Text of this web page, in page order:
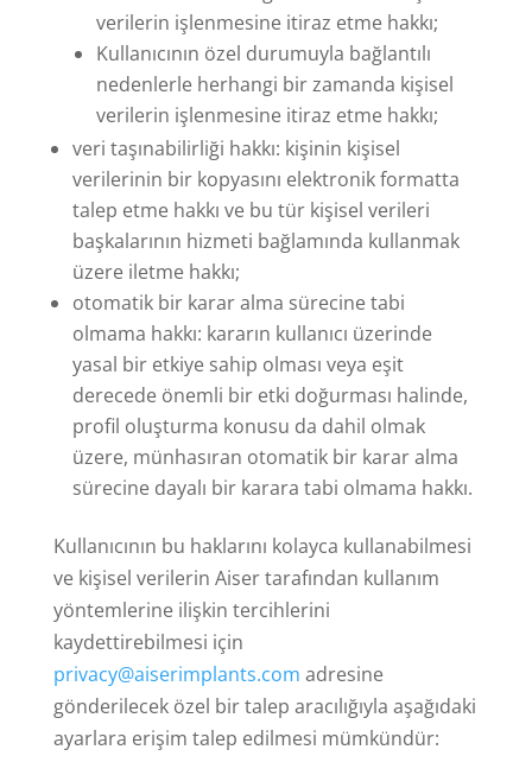
verilerin işlenmesine itiraz etme hakkı;
Kullanıcının özel durumuyla bağlantılı
nedenlerle herhangi bir zamanda kişisel
verilerin işlenmesine itiraz etme hakkı;
veri taşınabilirliği hakkı: kişinin kişisel
verilerinin bir kopyasını elektronik formatta
talep etme hakkı ve bu tür kişisel verileri
başkalarının hizmeti bağlamında kullanmak
üzere iletme hakkı;
otomatik bir karar alma sürecine tabi
olmama hakkı: kararın kullanıcı üzerinde
yasal bir etkiye sahip olması veya eşit
derecede önemli bir etki doğurması halinde,
profil oluşturma konusu da dahil olmak
üzere, münhasıran otomatik bir karar alma
sürecine dayalı bir karara tabi olmama hakkı.
Kullanıcının bu haklarını kolayca kullanabilmesi
ve kişisel verilerin Aiser tarafından kullanım
yöntemlerine ilişkin tercihlerini
kaydettirebilmesi için
privacy@aiserimplants.com adresine
gönderilecek özel bir talep aracılığıyla aşağıdaki
ayarlara erişim talep edilmesi mümkündür: